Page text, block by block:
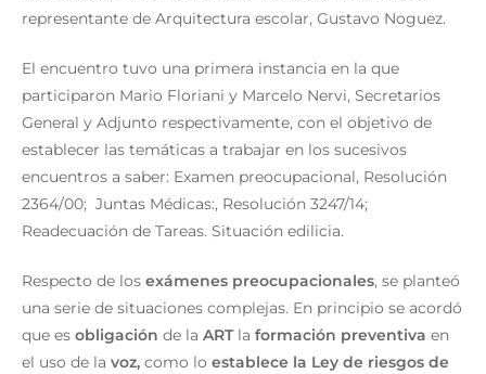
representante de Arquitectura escolar, Gustavo Noguez.
El encuentro tuvo una primera instancia en la que
participaron Mario Floriani y Marcelo Nervi, Secretarios
General y Adjunto respectivamente, con el objetivo de
establecer las temáticas a trabajar en los sucesivos
encuentros a saber: Examen preocupacional, Resolución
2364/00; Juntas Médicas:, Resolución 3247/14;
Readecuación de Tareas. Situación edilicia.
Respecto de los exámenes preocupacionales, se planteó
una serie de situaciones complejas. En principio se acordó
que es obligación de la ARTla formación preventiva en
el uso de la voz, como lo establece la Ley de riesgos de